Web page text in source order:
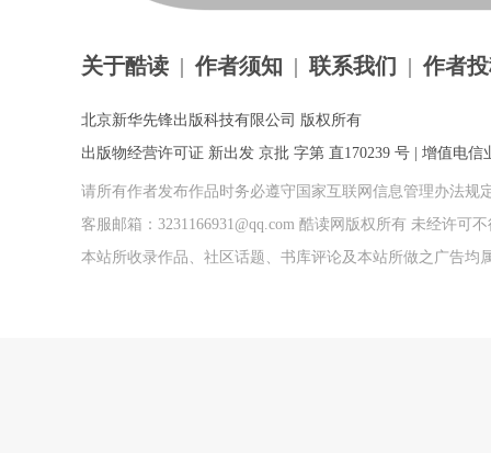
关于酷读 | 作者须知 | 联系我们 | 作者
北京新华先锋出版科技有限公司 版权所有
出版物经营许可证 新出发 京批 字第 直170239 号 | 增值电
请所有作者发布作品时务必遵守国家互联网信息管理办法
客服邮箱：3231166931@qq.com 酷读网版权所有 未经许可
本站所收录作品、社区话题、书库评论及本站所做之广告均